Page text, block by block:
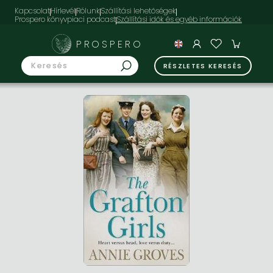
KapcsolatHírlevélRólunkSzállítási lehetőségek
Prospero könyvpiaci podcast
PROSPERO
RÉSZLETES KERESÉS